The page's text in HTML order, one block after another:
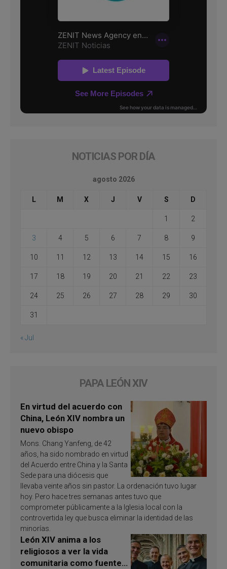
NOTICIAS POR DÍA
agosto 2026
L M X J V S D
1 2
3 4 5 6 7 8 9
10 11 12 13 14 15 16
17 18 19 20 21 22 23
24 25 26 27 28 29 30
31
« Jul
PAPA LEÓN XIV
En virtud del acuerdo con
China, León XIV nombra un
nuevo obispo
Mons. Chang Yanfeng, de 42
años, ha sido nombrado en virtud
del Acuerdo entre China y la Santa
Sede para una diócesis que
llevaba veinte años sin pastor. La ordenación tuvo lugar
hoy. Pero hace tres semanas antes tuvo que
comprometer públicamente a la Iglesia local con la
controvertida ley que busca eliminar la identidad de las
minorías.
León XIV anima a los
religiosos a ver la vida
comunitaria como fuente